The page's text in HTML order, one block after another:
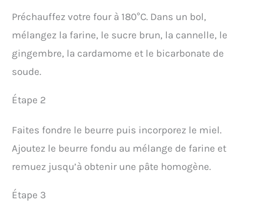
Préchauffez votre four à 180°C. Dans un bol,
mélangez la farine, le sucre brun, la cannelle, le
gingembre, la cardamome et le bicarbonate de
soude.
Étape 2
Faites fondre le beurre puis incorporez le miel.
Ajoutez le beurre fondu au mélange de farine et
remuez jusqu’à obtenir une pâte homogène.
Étape 3